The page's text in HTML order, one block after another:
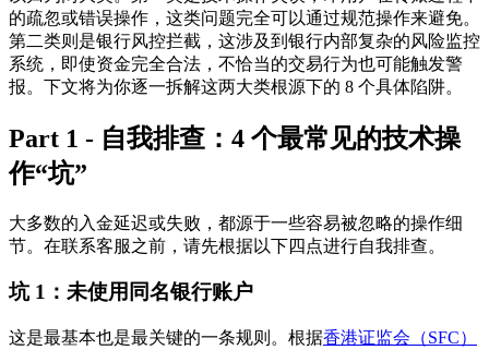
的疏忽或错误操作，这类问题完全可以通过规范操作来避免。
第二类则是银行风控拦截 ，这涉及到银行内部复杂的风险监控
系统，即使资金完全合法，不恰当的交易行为也可能触发警
报。下文将为你逐一拆解这两大类根源下的 8 个具体陷阱。
Part 1 - 自我排查：4 个最常见的技术操
作“坑”
大多数的入金延迟或失败，都源于一些容易被忽略的操作细
节。在联系客服之前，请先根据以下四点进行自我排查。
坑 1：未使用同名银行账户
这是最基本也是最关键的一条规则。根据香港证监会（SFC）